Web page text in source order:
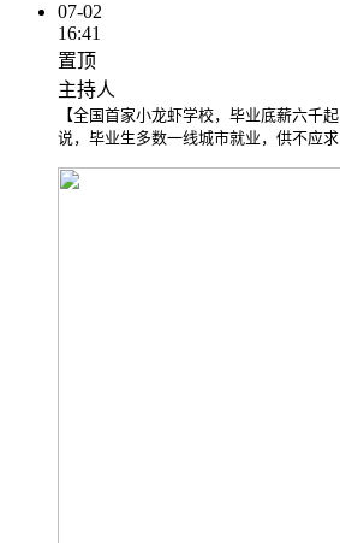
07-02
16:41
置顶
主持人
【全国首家小龙虾学校，毕业底薪六
说，毕业生多数一线城市就业，供不应